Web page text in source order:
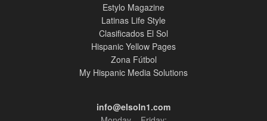
Estylo Magazine
Latinas Life Style
Clasificados El Sol
Hispanic Yellow Pages
Zona Fútbol
My Hispanic Media Solutions
info@elsoln1.com